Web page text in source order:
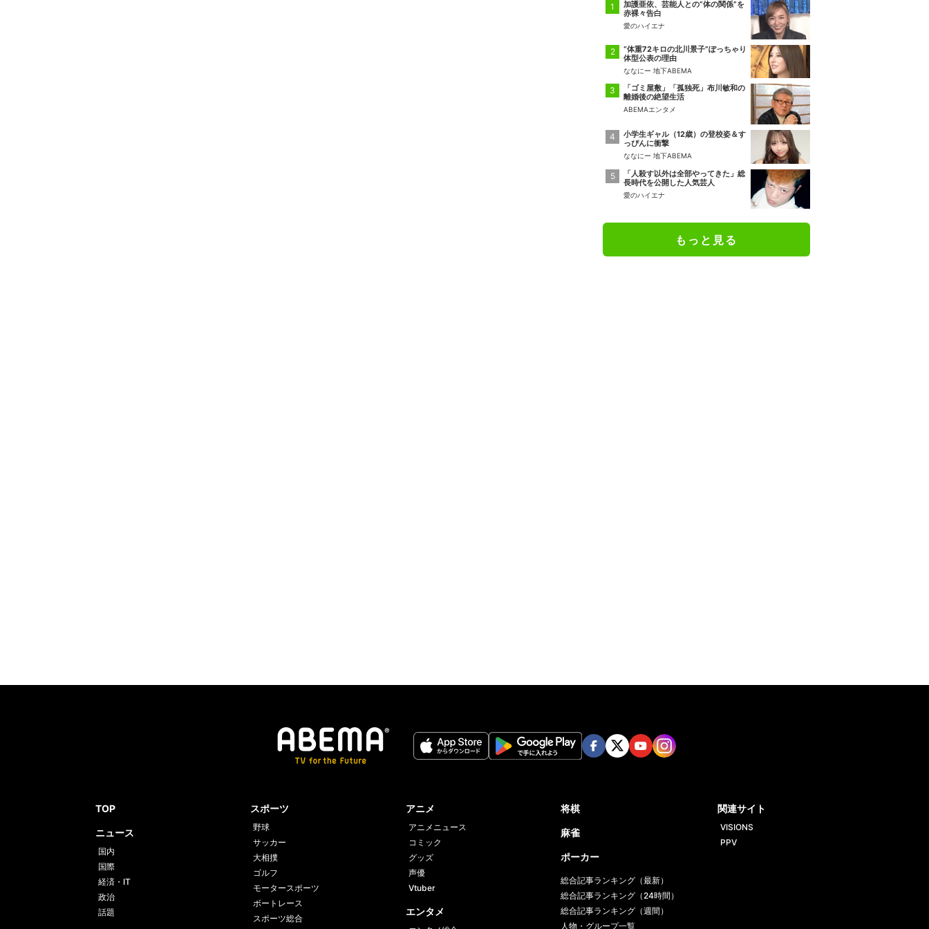
加護亜依、芸能人との“体の関係”を
赤裸々告白
愛のハイエナ
“体重72キロの北川景子”ぽっちゃり
体型公表の理由
ななにー 地下ABEMA
「ゴミ屋敷」「孤独死」布川敏和の
離婚後の絶望生活
ABEMAエンタメ
小学生ギャル（12歳）の登校姿＆す
っぴんに衝撃
ななにー 地下ABEMA
「人殺す以外は全部やってきた」総
長時代を公開した人気芸人
愛のハイエナ
もっと見る
TOP
ニュース
国内
国際
経済・IT
政治
話題
スポーツ
野球
サッカー
大相撲
ゴルフ
モータースポーツ
ボートレース
スポーツ総合
アニメ
アニメニュース
コミック
グッズ
声優
Vtuber
エンタメ
将棋
麻雀
ポーカー
総合記事ランキング（最新）
総合記事ランキング（24時間）
総合記事ランキング（週間）
人物・グループ一覧
関連サイト
VISIONS
PPV